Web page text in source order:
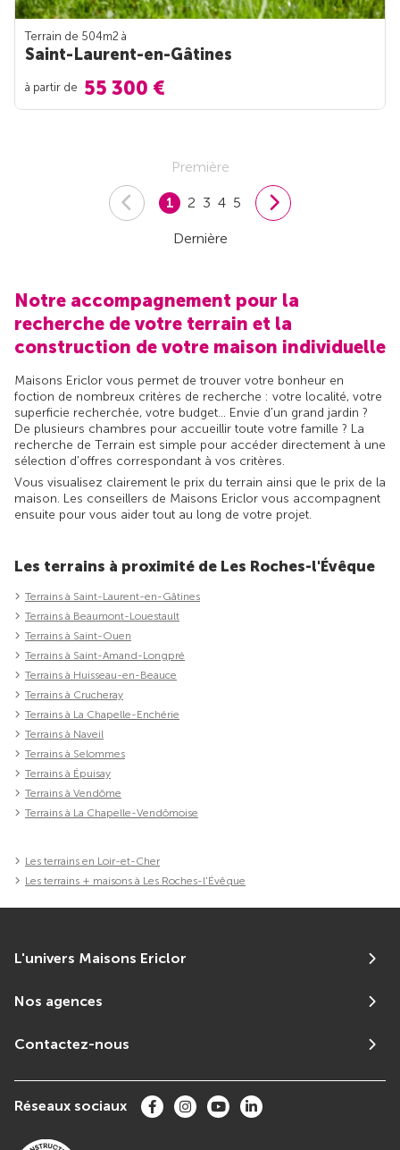
Terrain de 504m2 à
Saint-Laurent-en-Gâtines
à partir de 55 300 €
Première
1 2 3 4 5
Dernière
Notre accompagnement pour la
recherche de votre terrain et la
construction de votre maison individuelle
Maisons Ericlor vous permet de trouver votre bonheur en
foction de nombreux critères de recherche : votre localité, votre
superficie recherchée, votre budget... Envie d'un grand jardin ?
De plusieurs chambres pour accueillir toute votre famille ? La
recherche de Terrain est simple pour accéder directement à une
sélection d'offres correspondant à vos critères.
Vous visualisez clairement le prix du terrain ainsi que le prix de la
maison. Les conseillers de Maisons Ericlor vous accompagnent
ensuite pour vous aider tout au long de votre projet.
Les terrains à proximité de Les Roches-l'Évêque
Terrains à Saint-Laurent-en-Gâtines
Terrains à Beaumont-Louestault
Terrains à Saint-Ouen
Terrains à Saint-Amand-Longpré
Terrains à Huisseau-en-Beauce
Terrains à Crucheray
Terrains à La Chapelle-Enchérie
Terrains à Naveil
Terrains à Selommes
Terrains à Épuisay
Terrains à Vendôme
Terrains à La Chapelle-Vendômoise
Les terrains en Loir-et-Cher
Les terrains + maisons à Les Roches-l'Évêque
L'univers Maisons Ericlor
Nos agences
Contactez-nous
Réseaux sociaux